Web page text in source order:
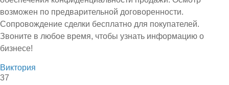
возможен по предварительной договоренности.
Сопровождение сделки бесплатно для покупателей.
Звоните в любое время, чтобы узнать информацию о
бизнесе!
Виктория
37